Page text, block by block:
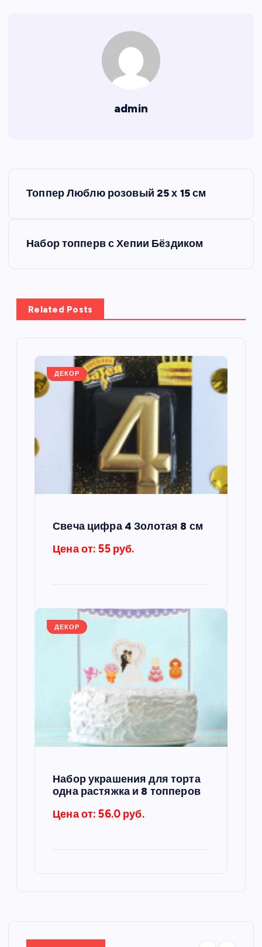
admin
г
а
Топпер Люблю розовый 25 х 15 см
Набор топперв с Хепии Бёздиком
Related Posts
ДЕКОР
Свеча цифра 4 Золотая 8 см
Цена от: 55 руб.
ДЕКОР
Набор украшения для торта
одна растяжка и 8 топперов
Цена от: 56.0 руб.